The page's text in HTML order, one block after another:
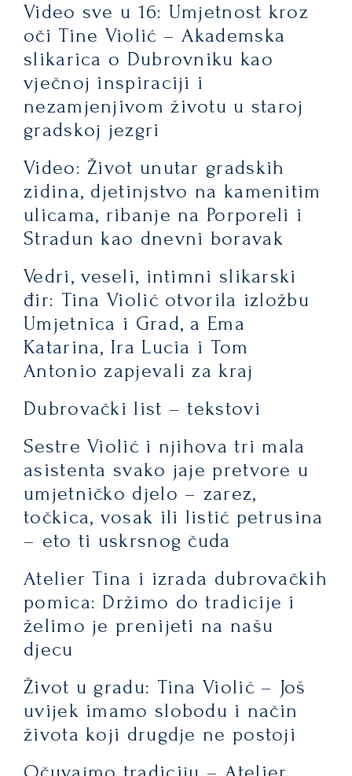
Video sve u 16: Umjetnost kroz
oči Tine Violić – Akademska
slikarica o Dubrovniku kao
vječnoj inspiraciji i
nezamjenjivom životu u staroj
gradskoj jezgri
Video: Život unutar gradskih
zidina, djetinjstvo na kamenitim
ulicama, ribanje na Porporeli i
Stradun kao dnevni boravak
Vedri, veseli, intimni slikarski
đir: Tina Violić otvorila izložbu
Umjetnica i Grad, a Ema
Katarina, Ira Lucia i Tom
Antonio zapjevali za kraj
Dubrovački list – tekstovi
Sestre Violić i njihova tri mala
asistenta svako jaje pretvore u
umjetničko djelo – zarez,
točkica, vosak ili listić petrusina
– eto ti uskrsnog čuda
Atelier Tina i izrada dubrovačkih
pomica: Držimo do tradicije i
želimo je prenijeti na našu
djecu
Život u gradu: Tina Violić – Još
uvijek imamo slobodu i način
života koji drugdje ne postoji